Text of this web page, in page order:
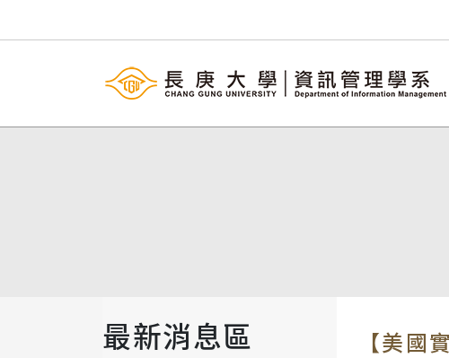
最新消息區 【美